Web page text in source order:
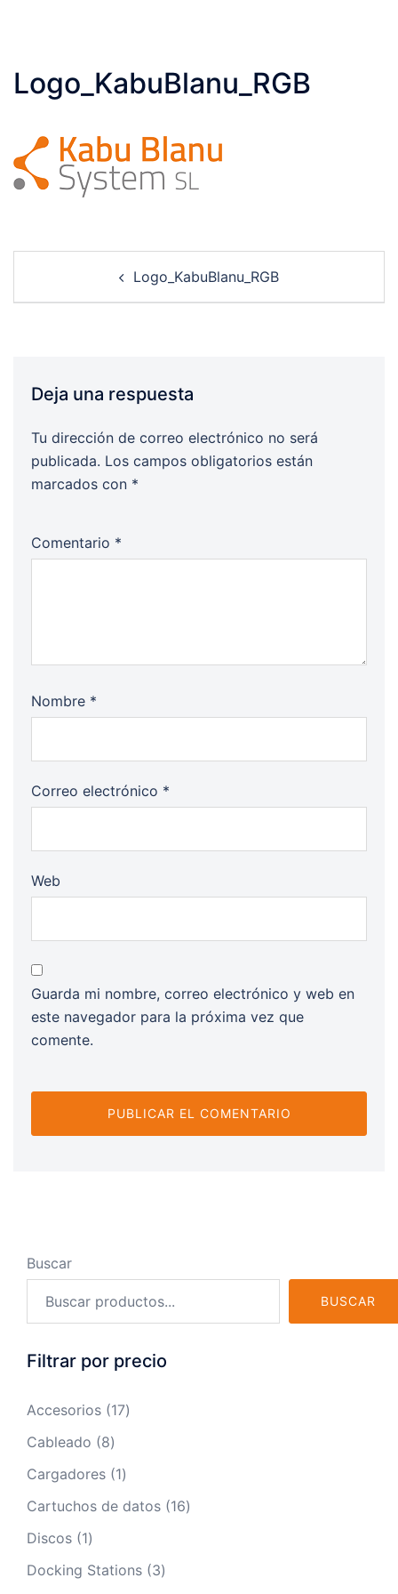
Logo_KabuBlanu_RGB
Logo_KabuBlanu_RGB
Deja una respuesta
Tu dirección de correo electrónico no será
publicada. Los campos obligatorios están
marcados con *
Comentario *
Nombre *
Correo electrónico *
Web
Guarda mi nombre, correo electrónico y web en
este navegador para la próxima vez que
comente.
Buscar
BUSCAR
Filtrar por precio
Accesorios 1717
Cableado 88
productos
Cargadores 11
producto
Cartuchos de datos 1616
Discos 11
producto
Docking Stations 33